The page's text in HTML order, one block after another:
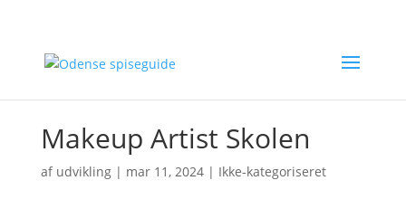
Makeup Artist Skolen
af udvikling| mar 11, 2024| Ikke-kategoriseret